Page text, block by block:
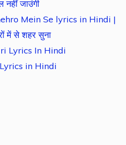
जाउंगी
Mein Se lyrics in Hindi |
में से शहर सुना
Lyrics In Hindi
in Hindi